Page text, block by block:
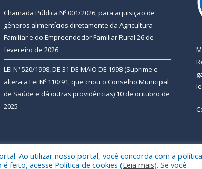
Chamada Pública Nº 001/2026, para aquisição de
gêneros alimentícios diretamente da Agricultura
Familiar e do Empreendedor Familiar Rural 26 de
fevereiro de 2026
LEI Nº 520/1998, DE 31 DE MAIO DE 1998 (Suprime e
altera a Lei Nº 110/91, que criou o Conselho Municipal
de Saúde e dá outras providências) 10 de outubro de
2025
Mapa do Site
Ao utilizar nosso portal, você concorda com a
feito, acesse Política de cookies (Leia mais). Se você